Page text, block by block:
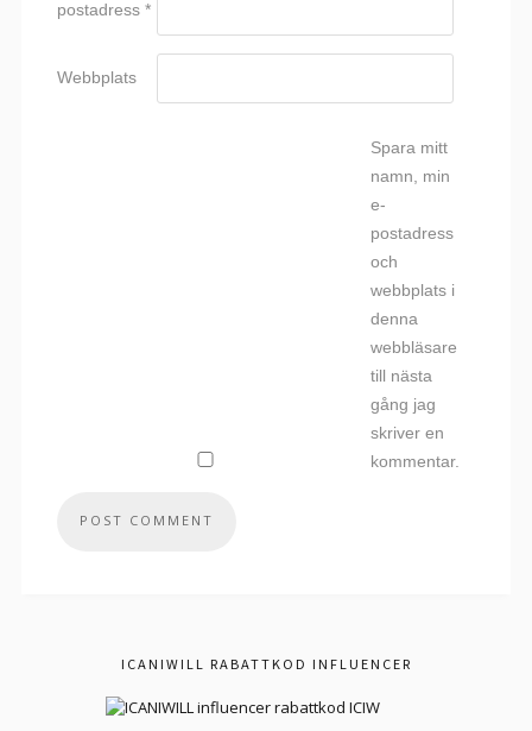
postadress *
Webbplats
Spara mitt
namn, min
e-
postadress
och
webbplats i
denna
webbläsare
till nästa
gång jag
skriver en
kommentar.
ICANIWILL RABATTKOD INFLUENCER